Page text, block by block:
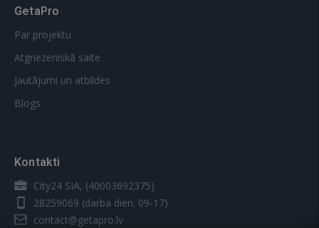
GetaPro
Par projektu
Atgriezeniskā saite
Jautājumi un atbildes
Blogs
Kontakti
City24 SIA, (40003692375)
28259069 (darba dien. 09-17)
contact@getapro.lv